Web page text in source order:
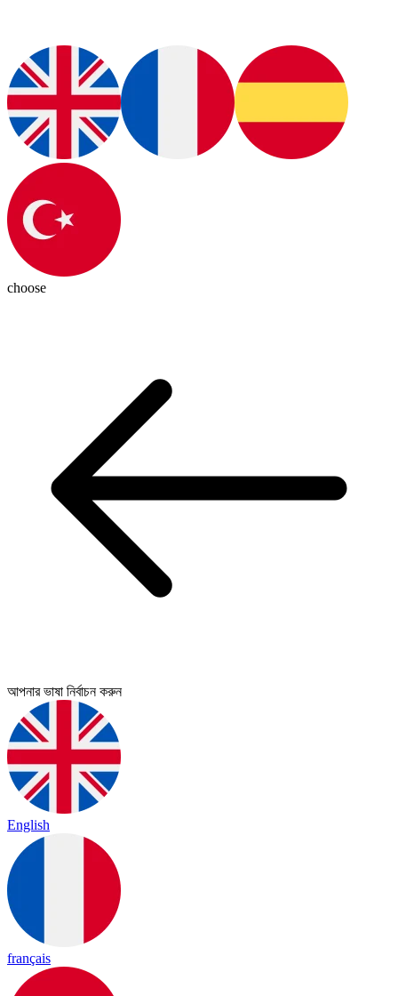
choose
আপনার ভাষা নির্বাচন করুন
English
français